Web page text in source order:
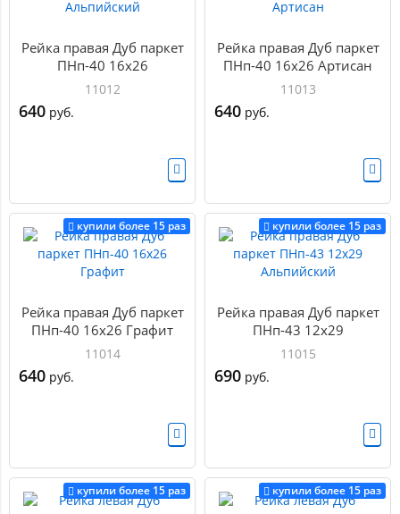
Рейка правая Дуб паркет
ПНп-40 16х26
Альпийский
11012
640 руб.
Рейка правая Дуб паркет
ПНп-40 16х26 Артисан
11013
640 руб.
купили более 15 раз
Рейка правая Дуб паркет
ПНп-40 16х26 Графит
11014
640 руб.
купили более 15 раз
Рейка правая Дуб паркет
ПНп-43 12х29
Альпийский
11015
690 руб.
купили более 15 раз купили более 15 раз